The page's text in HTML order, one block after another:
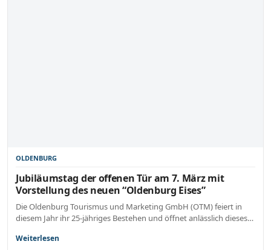
OLDENBURG
Jubiläumstag der offenen Tür am 7. März mit
Vorstellung des neuen “Oldenburg Eises”
Die Oldenburg Tourismus und Marketing GmbH (OTM) feiert in
diesem Jahr ihr 25-jähriges Bestehen und öffnet anlässlich dieses…
Weiterlesen